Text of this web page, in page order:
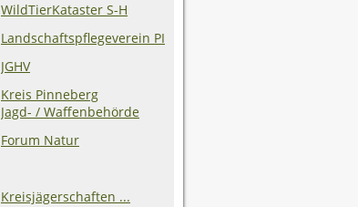
WildTierKataster S-H
Landschaftspflegeverein PI
JGHV
Kreis Pinneberg
Jagd- / Waffenbehörde
Forum Natur
Kreisjägerschaften ...